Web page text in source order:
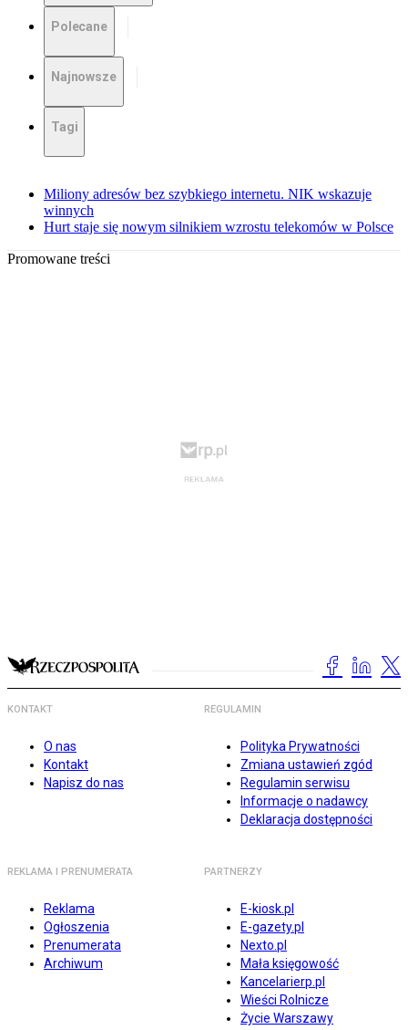
Polecane
Najnowsze
Tagi
Miliony adresów bez szybkiego internetu. NIK wskazuje
winnych
Hurt staje się nowym silnikiem wzrostu telekomów w Polsce
Promowane treści
KONTAKT
O nas
Kontakt
Napisz do nas
REGULAMIN
Polityka Prywatności
Zmiana ustawień zgód
Regulamin serwisu
Informacje o nadawcy
Deklaracja dostępności
REKLAMA I PRENUMERATA
Reklama
Ogłoszenia
Prenumerata
Archiwum
PARTNERZY
E-kiosk.pl
E-gazety.pl
Nexto.pl
Mała księgowość
Kancelarierp.pl
Wieści Rolnicze
Życie Warszawy